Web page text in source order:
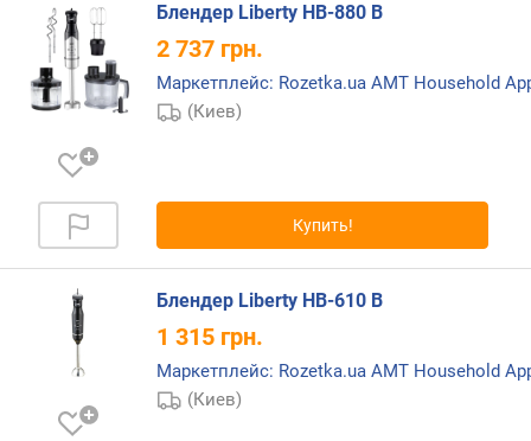
я
п
о
о
л
и
е
с
е
Блендер Liberty HB-880 B
2 737 грн.
Маркетплейс: Rozetka.ua AMT Household
(Киев)
Купить!
Блендер Liberty HB-610 B
1 315 грн.
Маркетплейс: Rozetka.ua AMT Household
(Киев)